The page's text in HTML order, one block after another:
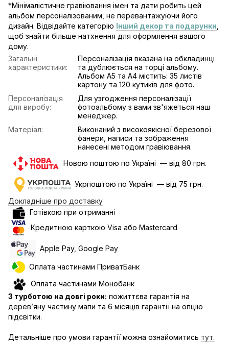
*Мінімалістичне гравіювання імен та дати робить цей
альбом персоналізованим, не перевантажуючи його
дизайн. Відвідайте категорію Інший декор та подарунки
щоб знайти більше натхнення для оформлення вашого
дому.
Загальні
характеристики:
Персоналізація вказана на обкладинці
та дублюється на торці альбому.
Альбом А5 та А4 містить: 35 листів
картону та 120 кутиків для фото.
Персоналізація
для виробу:
Для узгодження персоналізації
фотоальбому з вами зв'яжеться наш
менеджер.
Матеріал:
Виконаний з високоякісної березової
фанери, написи та зображення
нанесені методом гравіювання.
Новою поштою по Україні — від 80 грн.
Укрпоштою по Україні — від 75 грн.
Докладніше про доставку
Готівкою при отриманні
Кредитною карткою Visa або Mastercard
Apple Pay, Google Pay
Оплата частинами ПриватБанк
Оплата частинами Монобанк
З турботою на довгі роки: пожиттєва гарантія на
дерев’яну частину мапи та 6 місяців гарантії на опцію
підсвітки.
Детальніше про умови гарантії можна ознайомитись тут.